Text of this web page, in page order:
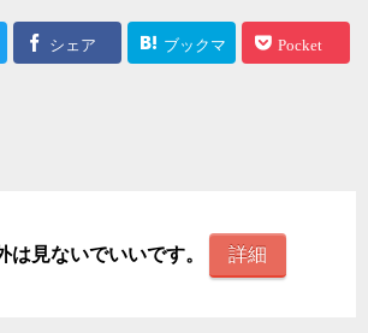
シェア ブックマ Pocket
見ないでいいです。 詳細